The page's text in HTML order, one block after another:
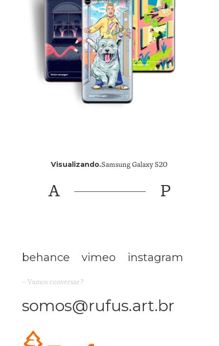
Visualizando.Samsung Galaxy S20
A P
behance vimeo instagram
– Vamos conversar?
somos@rufus.art.br